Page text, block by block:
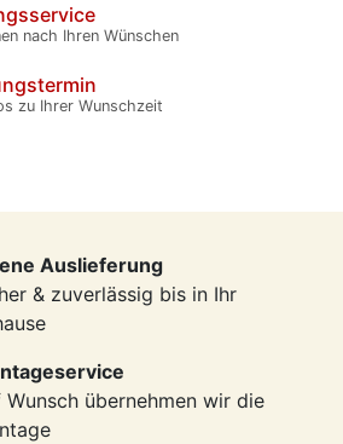
nach Ihren Wünschen
zu Ihrer Wunschzeit
Auslieferung
& zuverlässig bis in Ihr
Wunsch übernehmen wir die